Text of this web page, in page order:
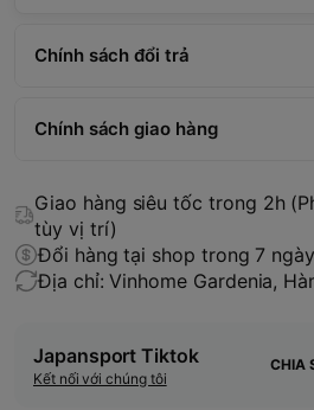
Chính sách đổi trả
Chính sách giao hàng
Giao hàng siêu tốc trong 2h
tùy vị trí)
Đổi hàng tại shop trong 7
Địa chỉ: Vinhome Gardenia,
Japansport Tiktok
Kết nối với chúng tôi
CHIA